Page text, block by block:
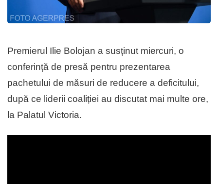
Premierul Ilie Bolojan a susținut miercuri, o
conferință de presă pentru prezentarea
pachetului de măsuri de reducere a deficitului,
după ce liderii coaliției au discutat mai multe ore,
la Palatul Victoria.